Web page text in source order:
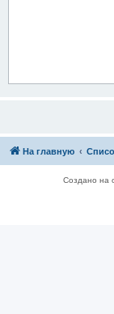
На главную
Создано на